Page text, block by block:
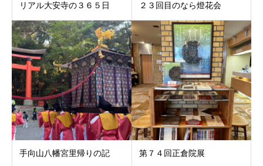
リアル大安寺の３６５日 ２３回目のなら燈花会
手向山八幡宮里帰りの記 第７４回正倉院展